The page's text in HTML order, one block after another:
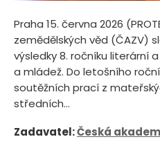
Praha 15. června 2026
zemědělských věd (ČAZV)
výsledky 8. ročníku literární
a mládež. Do letošního
soutěžních prací z
středních...
Zadavatel:Česká